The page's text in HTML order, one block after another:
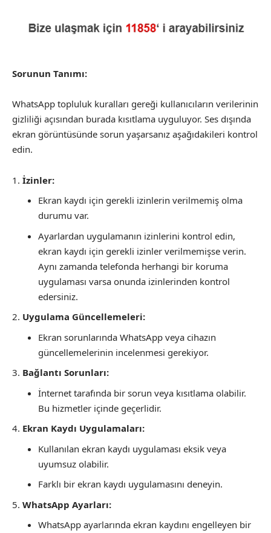
Sorunun Tanımı:
WhatsApp topluluk kuralları gereği kullanıcıların verilerinin
gizliliği açısından burada kısıtlama uyguluyor. Ses dışında
ekran görüntüsünde sorun yaşarsanız aşağıdakileri kontrol
edin.
İzinler:
Ekran kaydı için gerekli izinlerin verilmemiş olma
durumu var.
Ayarlardan uygulamanın izinlerini kontrol edin,
ekran kaydı için gerekli izinler verilmemişse verin.
Aynı zamanda telefonda herhangi bir koruma
uygulaması varsa onunda izinlerinden kontrol
edersiniz.
Uygulama Güncellemeleri:
Ekran sorunlarında WhatsApp veya cihazın
güncellemelerinin incelenmesi gerekiyor.
Bağlantı Sorunları:
İnternet tarafında bir sorun veya kısıtlama olabilir.
Bu hizmetler içinde geçerlidir.
Ekran Kaydı Uygulamaları:
Kullanılan ekran kaydı uygulaması eksik veya
uyumsuz olabilir.
Farklı bir ekran kaydı uygulamasını deneyin.
WhatsApp Ayarları:
WhatsApp ayarlarında ekran kaydını engelleyen bir